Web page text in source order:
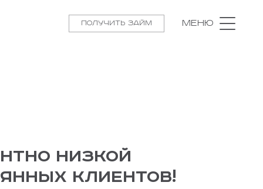
Получить займ Меню
низкой
клиентов!